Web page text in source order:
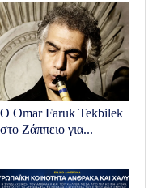
Ο Omar Faruk Tekbilek
στο Ζάππειο για...